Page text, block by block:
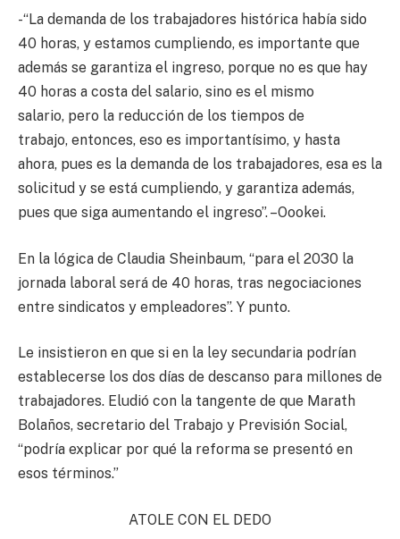
-“La demanda de los trabajadores histórica había sido
40 horas, y estamos cumpliendo, es importante que
además se garantiza el ingreso, porque no es que hay
40 horas a costa del salario, sino es el mismo
salario, pero la reducción de los tiempos de
trabajo, entonces, eso es importantísimo, y hasta
ahora, pues es la demanda de los trabajadores, esa es la
solicitud y se está cumpliendo, y garantiza además,
pues que siga aumentando el ingreso”. –Oookei.
En la lógica de Claudia Sheinbaum, “para el 2030 la
jornada laboral será de 40 horas, tras negociaciones
entre sindicatos y empleadores”. Y punto.
Le insistieron en que si en la ley secundaria podrían
establecerse los dos días de descanso para millones de
trabajadores. Eludió con la tangente de que Marath
Bolaños, secretario del Trabajo y Previsión Social,
“podría explicar por qué la reforma se presentó en
esos términos.”
ATOLE CON EL DEDO